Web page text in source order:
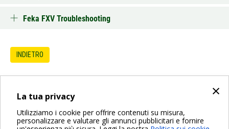
×
La tua privacy
Utilizziamo i cookie per offrire contenuti su misura,
personalizzare e valutare gli annunci pubblicitari e fornire
Feka FXV Troubleshooting
INDIETRO
Per maggiori informazioni consulta anche le Domande più
Frequenti